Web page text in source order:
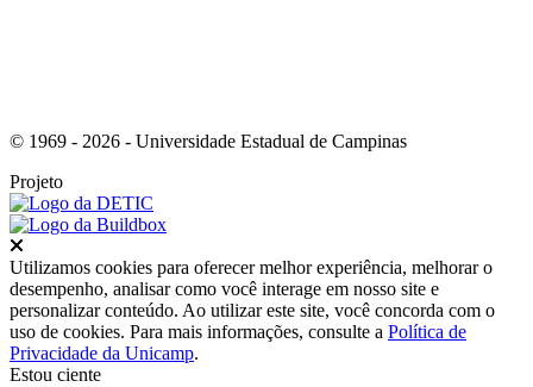
© 1969 - 2026 - Universidade Estadual de Campinas
Projeto
Utilizamos cookies para oferecer melhor experiência, melhorar o
desempenho, analisar como você interage em nosso site e
personalizar conteúdo. Ao utilizar este site, você concorda com o
uso de cookies. Para mais informações, consulte a Política de
Privacidade da Unicamp.
Estou ciente